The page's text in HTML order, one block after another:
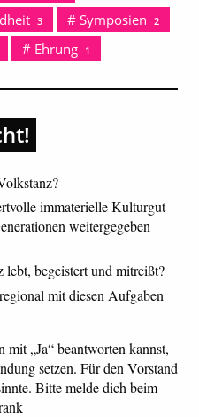
3 Symposien 2
Ehrung 1
immaterielle Kulturgut
weitergegeben
lebt, begeistert und mitreißt?
mit diesen Aufgaben
„Ja“ beantworten kannst,
setzen. Für den Vorstand
Bitte melde dich beim